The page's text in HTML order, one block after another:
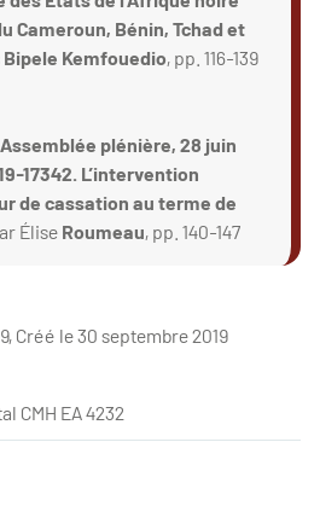
Cameroun, Bénin, Tchad et
Bipele Kemfouedio, pp. 116-139
plénière, 28 juin
17342. L’intervention
de cassation au terme de
Élise Roumeau, pp. 140-147
Créé le 30 septembre 2019
CMH EA 4232